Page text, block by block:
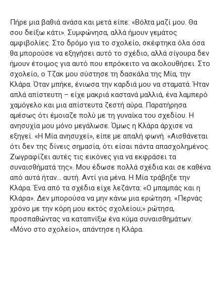
Πήρε μια βαθιά ανάσα και μετά είπε: «Βόλτα μαζί μου. Θα
σου δείξω κάτι». Συμφώνησα, αλλά ήμουν γεμάτος
αμφιβολίες. Στο δρόμο για το σχολείο, σκέφτηκα όλα όσα
θα μπορούσε να εξηγήσει αυτό το σχέδιο, αλλά σίγουρα δεν
ήμουν έτοιμος για αυτό που επρόκειτο να ακολουθήσει. Στο
σχολείο, ο Τζακ μου σύστησε τη δασκάλα της Μία, την
Κλάρα. Όταν μπήκε, ένιωσα την καρδιά μου να σταματά. Ήταν
απλά απίστευτη – είχε μακριά καστανά μαλλιά, ένα λαμπερό
χαμόγελο και μια απίστευτα ζεστή αύρα. Παρατήρησα
αμέσως ότι έμοιαζε πολύ με τη γυναίκα του σχεδίου. Η
ανησυχία μου μόνο μεγάλωσε. Όμως η Κλάρα άρχισε να
εξηγεί. «Η Μία ανησυχεί», είπε με απαλή φωνή. «Αισθάνεται
ότι δεν της δίνεις σημασία, ότι είσαι πάντα απασχολημένος.
Ζωγραφίζει αυτές τις εικόνες για να εκφράσει τα
συναισθήματά της». Μου έδωσε πολλά σχέδια και σε καθένα
από αυτά ήταν… αυτή. Αντί για μένα. Η Μία τράβηξε την
Κλάρα.Ένα από τα σχέδια είχε λεζάντα: «Ο μπαμπάς και η
Κλάρα». Δεν μπορούσα να μην κάνω μια ερώτηση. «Περνάς
χρόνο με την κόρη μου εκτός σχολείου;» ρώτησα,
προσπαθώντας να καταπνίξω ένα κύμα συναισθημάτων.
«Μόνο στο σχολείο», απάντησε η Κλάρα.